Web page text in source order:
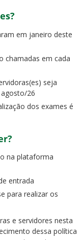
em janeiro deste
chamadas em cada
seja
26
dos exames é
na plataforma
entrada
para realizar os
e servidores nesta
dessa política